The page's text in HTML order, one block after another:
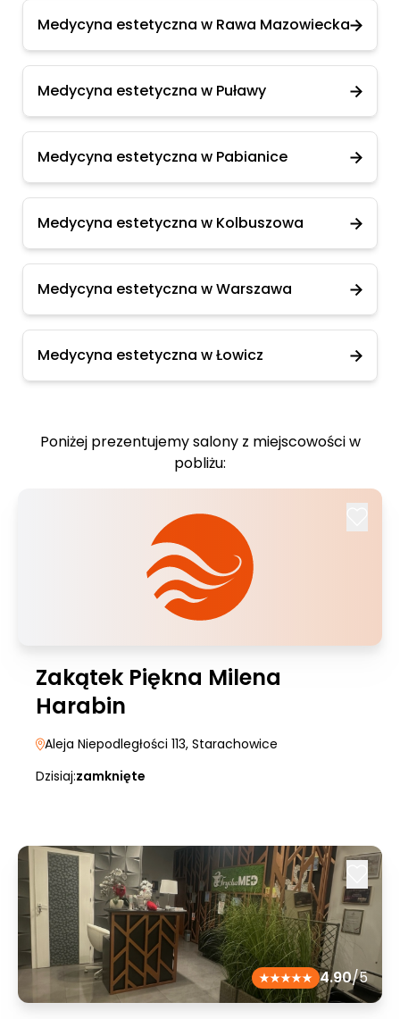
Medycyna estetyczna w Rawa Mazowiecka
Medycyna estetyczna w Puławy
Medycyna estetyczna w Pabianice
Medycyna estetyczna w Kolbuszowa
Medycyna estetyczna w Warszawa
Medycyna estetyczna w Łowicz
Poniżej prezentujemy salony z miejscowości w
pobliżu:
Zakątek Piękna Milena
Harabin
Aleja Niepodległości 113, Starachowice
Dzisiaj:zamknięte
4.90/5